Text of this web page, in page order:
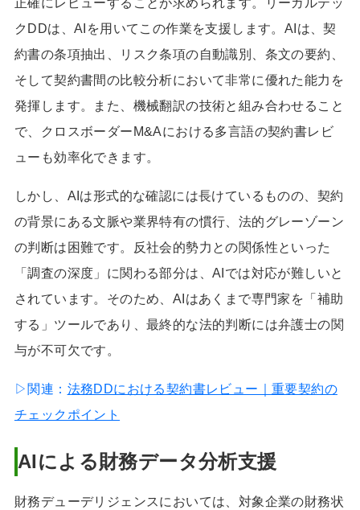
正確にレビューすることが求められます。リーガルテッ
クDDは、AIを用いてこの作業を支援します。AIは、契
約書の条項抽出、リスク条項の自動識別、条文の要約、
そして契約書間の比較分析において非常に優れた能力を
発揮します。また、機械翻訳の技術と組み合わせること
で、クロスボーダーM&Aにおける多言語の契約書レビ
ューも効率化できます。
しかし、AIは形式的な確認には長けているものの、契約
の背景にある文脈や業界特有の慣行、法的グレーゾーン
の判断は困難です。反社会的勢力との関係性といった
「調査の深度」に関わる部分は、AIでは対応が難しいと
されています。そのため、AIはあくまで専門家を「補助
する」ツールであり、最終的な法的判断には弁護士の関
与が不可欠です。
▷関連： 法務DDにおける契約書レビュー｜重要契約の
チェックポイント
AIによる財務データ分析支援
財務デューデリジェンスにおいては、対象企業の財務状